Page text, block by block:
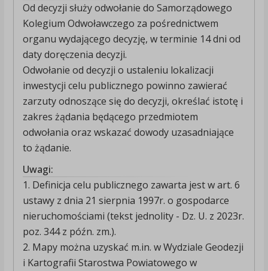
Od decyzji służy odwołanie do Samorządowego
Kolegium Odwoławczego za pośrednictwem
organu wydającego decyzję, w terminie 14 dni od
daty doręczenia decyzji.
Odwołanie od decyzji o ustaleniu lokalizacji
inwestycji celu publicznego powinno zawierać
zarzuty odnoszące się do decyzji, określać istotę i
zakres żądania będącego przedmiotem
odwołania oraz wskazać dowody uzasadniające
to żądanie.
Uwagi:
1. Definicja celu publicznego zawarta jest w art. 6
ustawy z dnia 21 sierpnia 1997r. o gospodarce
nieruchomościami (tekst jednolity - Dz. U. z 2023r.
poz. 344 z późn. zm.).
2. Mapy można uzyskać m.in. w Wydziale Geodezji
i Kartografii Starostwa Powiatowego w